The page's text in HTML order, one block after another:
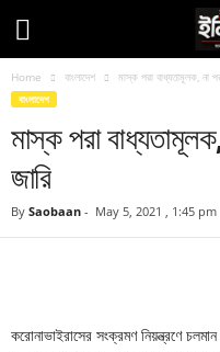
Home বাংলাদেশ মাস্ক পরা বাধ্যতামূলক, না
বাংলাদেশ
মাস্ক পরা
জারি
By Saobaan - May 5, 2021 , 1:45 pm
করোনাভাইরাসের সংক্রমণ নিয়ন্ত্রণে